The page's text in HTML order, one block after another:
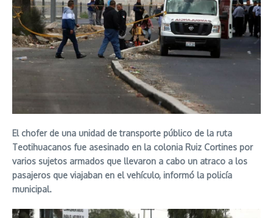
El chofer de una unidad de transporte público de la ruta
Teotihuacanos fue asesinado en la colonia Ruiz Cortines por
varios sujetos armados que llevaron a cabo un atraco a los
pasajeros que viajaban en el vehículo, informó la policía
municipal.